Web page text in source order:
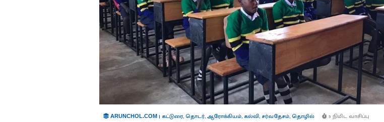
ARUNCHOL.COM | கட்டுரை,தொடர்,ஆரோக்கியம், கல்வி, சர்வதேசம்,தொழில் 5 நிமிட வாசிப்பு